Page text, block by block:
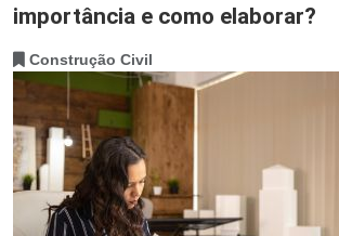
importância e como elaborar?
Construção Civil